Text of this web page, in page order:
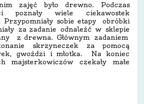
zajęć było drewno. Podczas
poznały wiele ciekawostek
Przypomniały sobie etapy obróbki
za zadanie odnaleźć w sklepie
z drewna. Głównym zadaniem
skrzyneczek za pomocą
gwoździ i młotka. Na koniec
majsterkowiczów czekały małe